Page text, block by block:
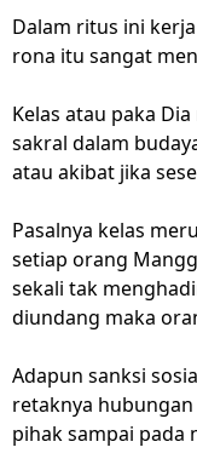
Dalam ritus ini
rona itu sangat
Kelas atau paka
sakral dalam
atau akibat jika
Pasalnya kelas
setiap orang
sekali tak
diundang maka
Adapun sanksi
retaknya
pihak sampai pada